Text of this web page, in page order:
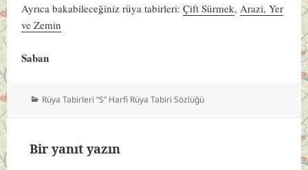
Ayrıca bakabileceğiniz rüya tabirleri:Çift Sürmek, Arazi, Yer
ve Zemin
Saban
Kategoriler
Rüya Tabirleri “S” Harfi Rüya Tabiri Sözlüğü
Bir yanıt yazın